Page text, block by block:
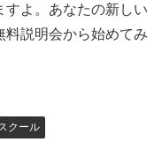
すよ。あなたの新しい
料説明会から始めてみ
クール